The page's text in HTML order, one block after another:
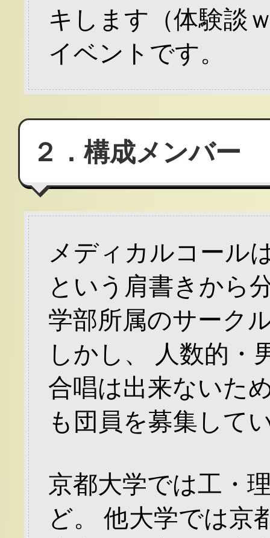
キします（体験談
イベントです。
２．構成メンバー
メディカルコール
という肩書きから
学部所属のサーク
しかし、 人数的・
合唱は出来ないた
も団員を募集して
京都大学では工・
ど。 他大学では京